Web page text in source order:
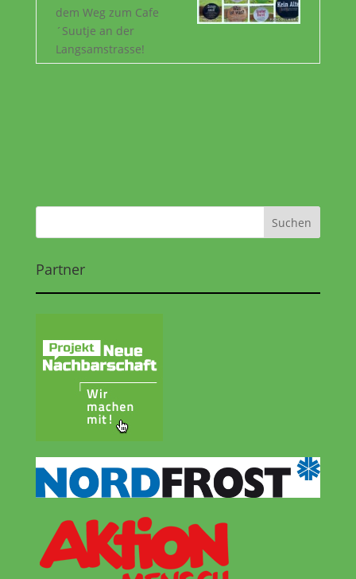
dem Weg zum Cafe
´Suutje an der
Langsamstrasse!
Partner